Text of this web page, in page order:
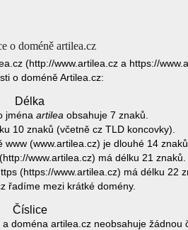
o doméně artilea.cz
(http://www.artilea.cz a https://
o doméně Artilea.cz:
Délka
jména artilea obsahuje 7 znaků.
10 znaků (včetně cz TLD koncovky).
(www.artilea.cz) je dlouhé 14 znaků.
www.artilea.cz) má délku 21 znaků.
(https://www.artilea.cz) má délku 22
řadíme mezi krátké domény.
Číslice
doména artilea.cz neobsahuje žádnou